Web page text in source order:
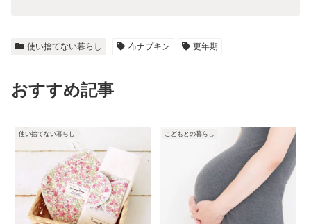
使い捨てない暮らし 布ナプキン 更年期
おすすめ記事
使い捨てない暮らし こどもとの暮らし